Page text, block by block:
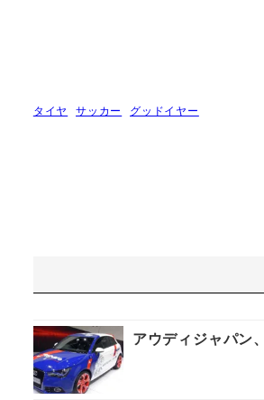
タイヤ サッカー グッドイヤー
アウディジャパ